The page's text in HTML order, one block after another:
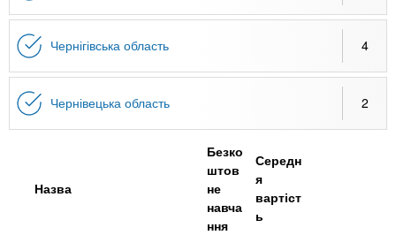
Чернігівська область 4
Чернівецька область 2
Назва
Безко
штов
не
навча
ння
Середн
я
вартіст
ь